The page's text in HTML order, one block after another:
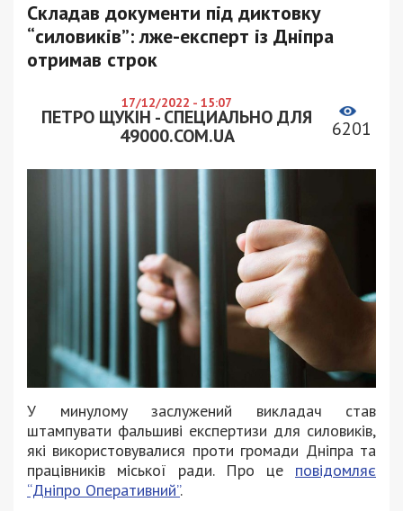
Складав документи під диктовку
“силовиків”: лже-експерт із Дніпра
отримав строк
17/12/2022 - 15:07
ПЕТРО ЩУКІН - СПЕЦИАЛЬНО ДЛЯ
49000.COM.UA
6201
У минулому заслужений викладач став
штампувати фальшиві експертизи для силовиків,
які використовувалися проти громади Дніпра та
працівників міської ради. Про це повідомляє
“Дніпро Оперативний”.